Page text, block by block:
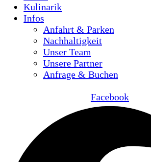
Kulinarik
Infos
Anfahrt & Parken
Nachhaltigkeit
Unser Team
Unsere Partner
Anfrage & Buchen
Facebook